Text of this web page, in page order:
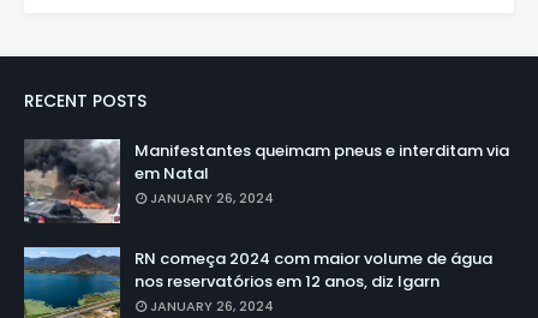
RECENT POSTS
Manifestantes queimam pneus e interditam via
em Natal
JANUARY 26, 2024
RN começa 2024 com maior volume de água
nos reservatórios em 12 anos, diz Igarn
JANUARY 26, 2024